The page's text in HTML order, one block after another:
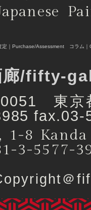
定｜Purchase/Assessment コラム｜
廊/fifty-
0051 東京
fax.03-
1-8
3-5577-
＠